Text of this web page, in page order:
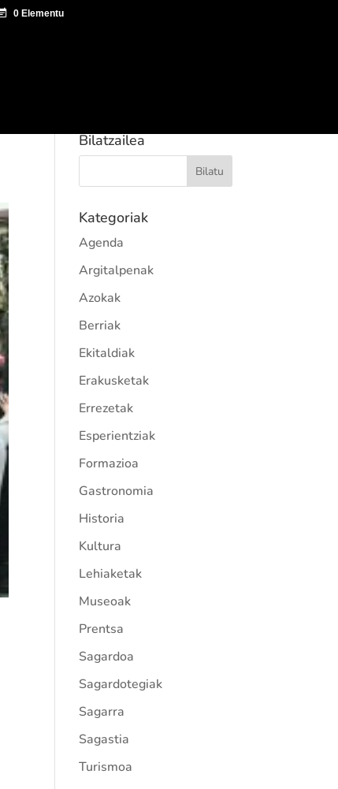
Bilatzailea
Kategoriak
Agenda
Argitalpenak
Azokak
Berriak
Ekitaldiak
Erakusketak
Errezetak
Esperientziak
Formazioa
Gastronomia
Historia
Kultura
Lehiaketak
Museoak
Prentsa
Sagardoa
Sagardotegiak
Sagarra
Sagastia
Turismoa